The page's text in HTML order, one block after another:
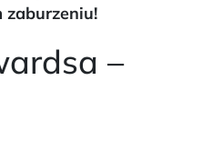
–